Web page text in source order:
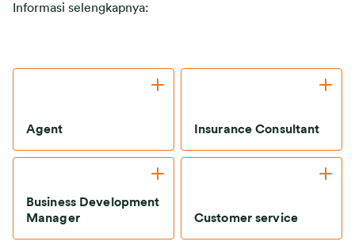
Informasi selengkapnya:
Agent Insurance Consultant
Business Development
Manager
Customer service